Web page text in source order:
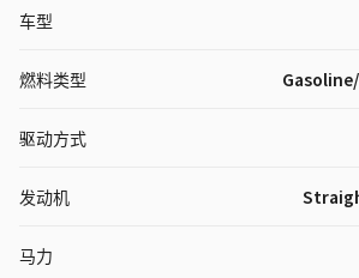
车型
燃料类型
驱动方式
发动机
马力